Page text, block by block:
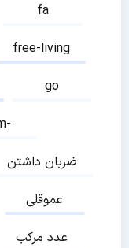
fa
free-living
go
ضربان داشتن
عموقلی
عدد مرکب